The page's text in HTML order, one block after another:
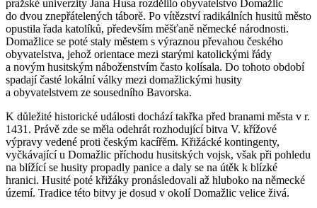
pražské univerzity Jana Husa rozdělilo obyvatelstvo Domažlic
do dvou znepřátelených táborě. Po vítězství radikálních husitů město
opustila řada katolíků, především měšťaně německé národnosti.
Domažlice se poté staly městem s výraznou převahou českého
obyvatelstva, jehož orientace mezi starými katolickými řády
a novým husitským náboženstvím často kolísala. Do tohoto období
spadají časté lokální války mezi domažlickými husity
a obyvatelstvem ze sousedního Bavorska.
K důležité historické události dochází takřka před branami města v r.
1431. Právě zde se měla odehrát rozhodující bitva V. křížové
výpravy vedené proti českým kacířěm. Křižácké kontingenty,
vyčkávající u Domažlic příchodu husitských vojsk, však při pohledu
na blížící se husity propadly panice a daly se na útěk k blízké
hranici. Husité poté křižáky pronásledovali až hluboko na německé
území. Tradice této bitvy je dosud v okolí Domažlic velice živá.